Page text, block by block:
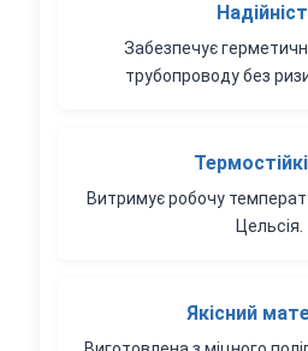
Забезпечує
трубопроводу без
Витримує робочу
Цельсія.
Якісний